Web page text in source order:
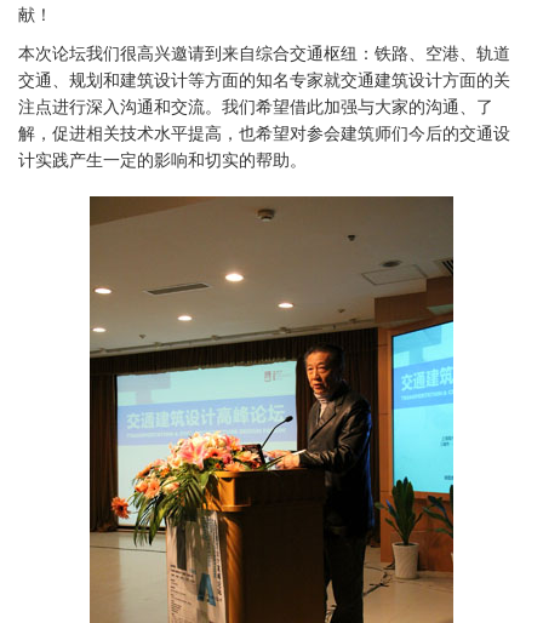
献！
本次论坛我们很高兴邀请到来自综合交通枢纽：铁路、空港、轨道
交通、规划和建筑设计等方面的知名专家就交通建筑设计方面的关
注点进行深入沟通和交流。我们希望借此加强与大家的沟通、了
解，促进相关技术水平提高，也希望对参会建筑师们今后的交通设
计实践产生一定的影响和切实的帮助。